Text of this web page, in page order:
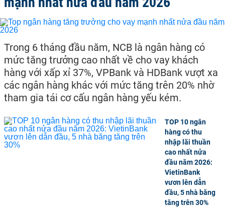
Trong 6 tháng đầu năm, NCB là ngân hàng có
mức tăng trưởng cao nhất về cho vay khách
hàng với xấp xỉ 37%, VPBank và HDBank vượt xa
các ngân hàng khác với mức tăng trên 20% nhờ
tham gia tái cơ cấu ngân hàng yếu kém.
TOP 10 ngân
hàng có thu
nhập lãi thuần
cao nhất nửa
đầu năm 2026:
VietinBank
vươn lên dẫn
đầu, 5 nhà băng
tăng trên 30%